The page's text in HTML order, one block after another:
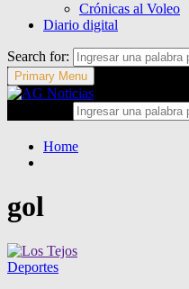
Crónicas al Voleo
Diario digital
Search for:
Primary Menu
Home
gol
Deportes